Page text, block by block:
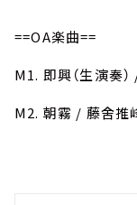
==OA楽曲==
M1. 即興（生演奏
M2. 朝霧 / 藤舍推